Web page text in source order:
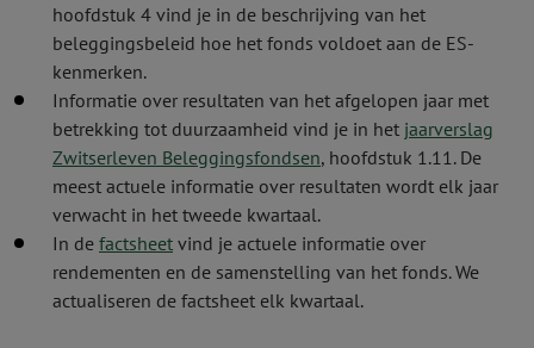
hoofdstuk 4 vind je in de beschrijving van het
beleggingsbeleid hoe het fonds voldoet aan de ES-
kenmerken.
Informatie over resultaten van het afgelopen jaar met
betrekking tot duurzaamheid vind je in het jaarverslag
Zwitserleven Beleggingsfondsen, hoofdstuk 1.11.De
meest actuele informatie over resultaten wordt elk jaar
verwacht in het tweede kwartaal.
In de factsheet vind je actuele informatie over
rendementen en de samenstelling van het fonds. We
actualiseren de factsheet elk kwartaal.